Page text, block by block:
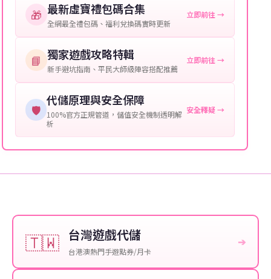
提供這些信息能幫助我們更快地處理您的代儲需求，確
保您盡享遊戲樂趣！
🎁 最新虛寶禮包碼合集
全網最全禮包碼、福利兌換碼實時更新
立即前往 →
📘 獨家遊戲攻略特輯
新手避坑指南、平民大師級陣容搭配推薦
立即前往 →
🛡️
代儲原理與安全保障
100%官方正規管道，儲值安全機制透明解
析
安全釋疑 →
🇹🇼 台灣遊戲代儲
台港澳熱門手遊點券/月卡
➔